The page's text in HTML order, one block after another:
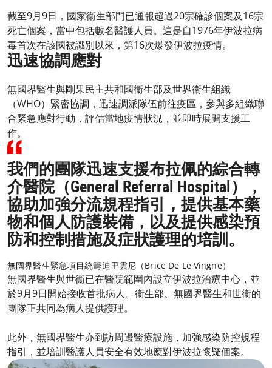
截至9月9日，國家衞生部門已通報超過20宗確診個案及16宗
死亡個案，當中包括數名醫護人員。這是自1976年伊波拉病
毒首次在該國被識別以來，第16次爆發伊波拉疫情。
迅速協調應對
無國界醫生與剛果民主共和國衞生部及世界衛生組織
（WHO）緊密協調，迅速調派隊伍前往疫區，參與多組織聯
合緊急應對行動，評估當地疫情狀況，並即時展開支援工
作。
我們的團隊迅速支援布拉佩的綜合轉
介醫院（General Referral Hospital），
協助加強分流規程指引，提供基本藥
物和個人防護裝備，以及提供感染預
防和控制措施及症狀護理的培訓。
無國界醫生緊急項目統籌迪里雲尼（Brice De Le Vingne）
無國界醫生與世衞已在醫院範圍內設立伊波拉治療中心，並
於9月9日開始接收首批病人。衞生部、無國界醫生和世衞的
團隊正共同為病人提供護理。
此外，無國界醫生亦到訪周邊醫療設施，加強感染防控規程
指引，並培訓醫護人員安全有效地應對伊波拉懷疑個案。